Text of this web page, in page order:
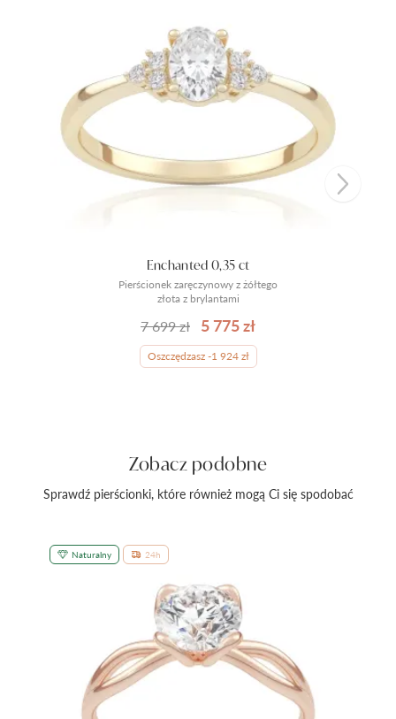
Pierścionek zaręczynowy z żółtego
złota z brylantami
Enchanted 0,35 ct
7 699 zł 5 775 zł
Oszczędzasz -1 924 zł
Zobacz podobne
Sprawdź pierścionki, które również mogą Ci się spodobać
Naturalny 24h